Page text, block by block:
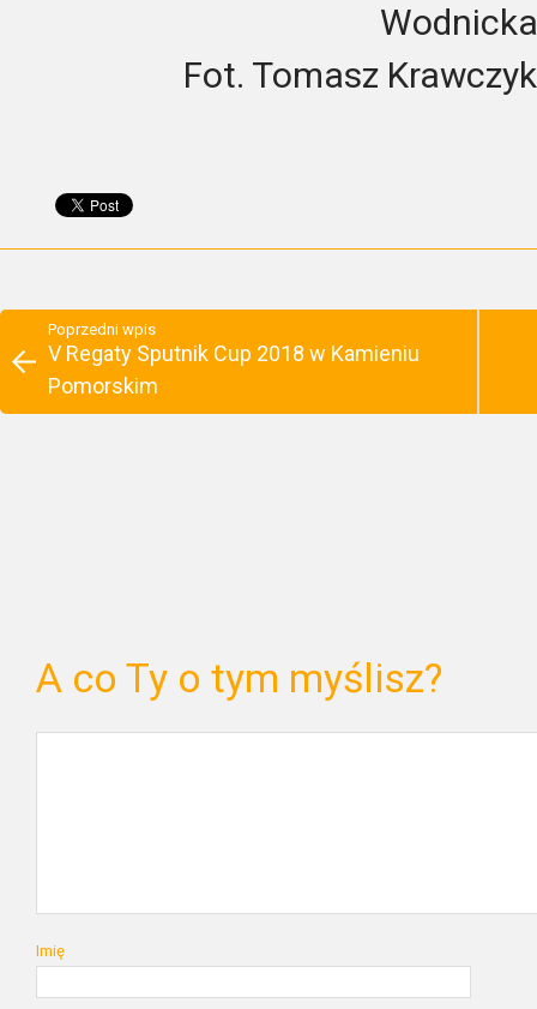
Fot. Tomasz
Poprzedni wpis
V Regaty Sputnik Cup 2018 w Kamieniu
Pomorskim
A co Ty o tym myślisz?
Imię